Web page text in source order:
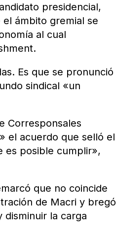
presidencial,
el ámbito gremial se
al cual
Es que se pronunció
sindical «un
Corresponsales
el acuerdo que selló el
es posible cumplir»,
que no coincide
de Macri y bregó
la carga